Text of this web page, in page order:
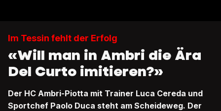
Im Tessin fehlt der Erfolg
«Will man in Ambri die Ära
Del Curto imitieren?»
Der HC Ambri-Piotta mit Trainer Luca Cereda und
Sportchef Paolo Duca steht am Scheideweg. Der